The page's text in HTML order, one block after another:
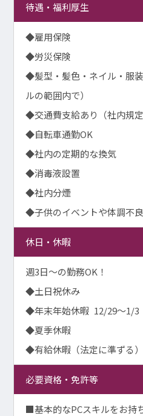
待遇・福利厚生
◆雇用保険
◆労災保険
◆髪型・髪色・ネイル・服
ルの範囲内で）
◆交通費支給あり（社内規定
◆自転車通勤OK
◆社内の定期的な換気
◆消毒液設置
◆社内分煙
◆子供のイベントや体調不
休日・休暇
週3日～の勤務OK！
◆土日祝休み
◆年末年始休暇 12/29～1/3
◆夏季休暇
◆有給休暇（法定に準ずる）
必要資格・免許等
■基本的なPCスキルをお持